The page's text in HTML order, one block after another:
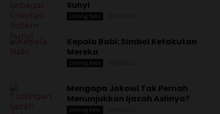
Sunyi
Lorong Kata
Kepala Babi: Simbol Ketakutan
Mereka
Lorong Kata
Mengapa Jokowi Tak Pernah
Menunjukkan Ijazah Aslinya?
Lorong Kata